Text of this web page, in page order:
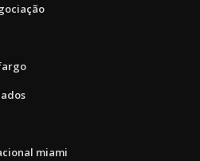
miami